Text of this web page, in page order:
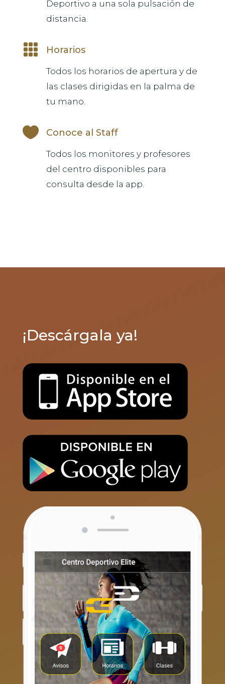
Deportivo a una sola pulsación de
distancia.
 Horarios
Todos los horarios de apertura y de
las clases dirigidas en la palma de
tu mano.
 Conoce al Staff
Todos los monitores y profesores
del centro disponibles para
consulta desde la app.
¡Descárgala ya!